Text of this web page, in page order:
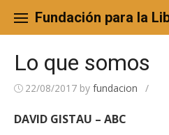
content
Fundación para la
Lo que somos
22/08/2017 by fundacion /
DAVID GISTAU – ABC